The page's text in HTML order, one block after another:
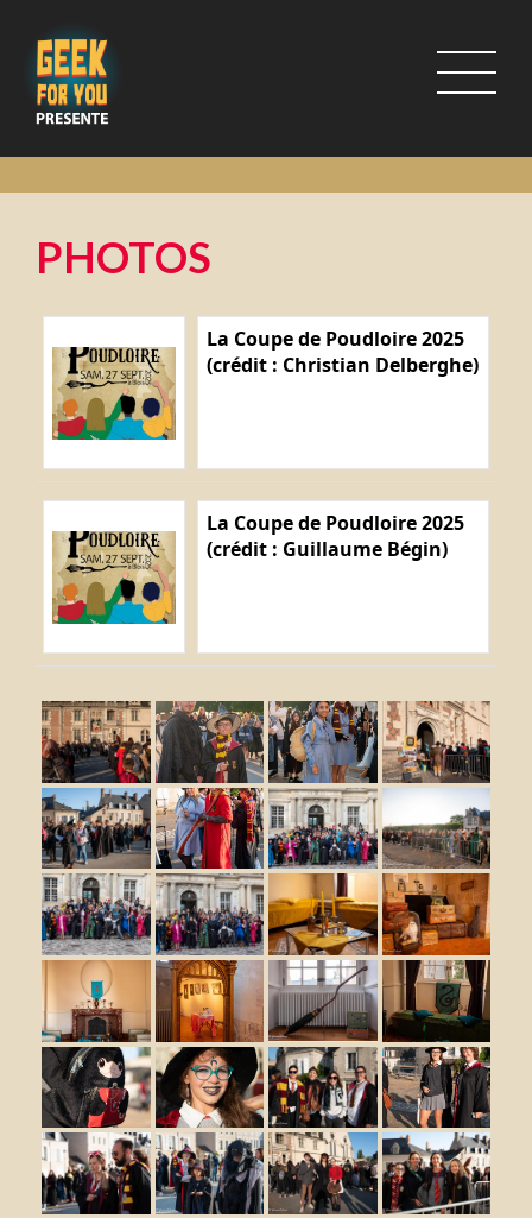
PHOTOS
La Coupe de Poudloire 2025
(crédit : Christian Delberghe)
La Coupe de Poudloire 2025
(crédit : Guillaume Bégin)